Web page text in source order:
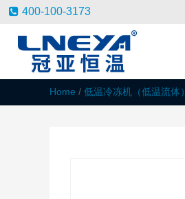
400-100-3173
Home / 低温冷冻机（低温流体）